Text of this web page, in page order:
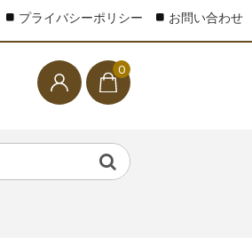
0
プライバシーポリシー お問い合わせ